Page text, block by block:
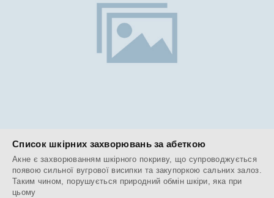
Список шкірних захворювань за абеткою
Акне є захворюванням шкірного покриву, що супроводжується
появою сильної вугрової висипки та закупоркою сальних залоз.
Таким чином, порушується природний обмін шкіри, яка при
цьому